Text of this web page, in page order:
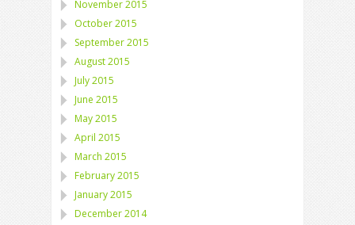
November 2015
October 2015
September 2015
August 2015
July 2015
June 2015
May 2015
April 2015
March 2015
February 2015
January 2015
December 2014